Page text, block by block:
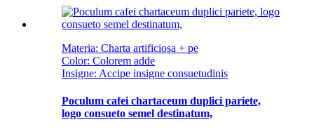
Materia: Charta artificiosa + pe
Color: Colorem adde
Insigne: Accipe insigne consuetudinis
Poculum cafei chartaceum duplici pariete,
logo consueto semel destinatum,